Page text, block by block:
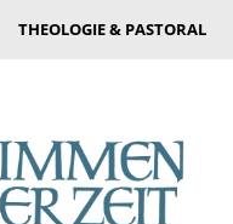
THEOLOGIE & PASTORAL